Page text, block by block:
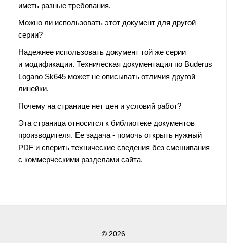
иметь разные требования.
Можно ли использовать этот документ для другой
серии?
Надежнее использовать документ той же серии
и модификации. Техническая документация по Buderus
Logano Sk645 может не описывать отличия другой
линейки.
Почему на странице нет цен и условий работ?
Эта страница относится к библиотеке документов
производителя. Ее задача - помочь открыть нужный
PDF и сверить технические сведения без смешивания
с коммерческими разделами сайта.
© 2026